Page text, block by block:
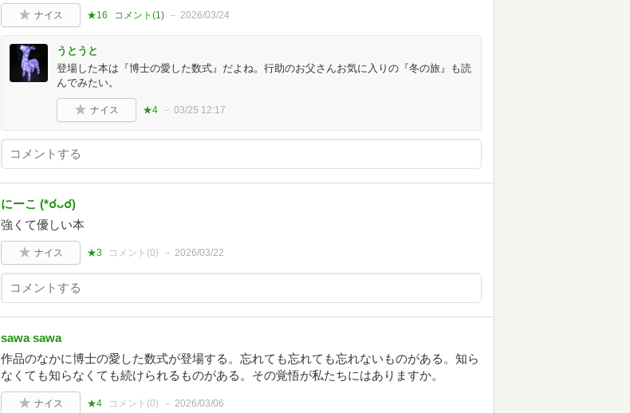
ナイス ★16 コメント(1) 2026/03/24
うとうと
登場した本は『博士の愛した数式』だよね。行助のお父さんお気に入りの『冬の旅』も読
んでみたい。
ナイス ★4 03/25 12:17
にーこ (*☌ᴗ☌)
強くて優しい本
ナイス ★3 コメント(0) 2026/03/22
sawa sawa
作品のなかに博士の愛した数式が登場する。忘れても忘れても忘れないものがある。知ら
なくても知らなくても続けられるものがある。その覚悟が私たちにはありますか。
ナイス ★4 コメント(0) 2026/03/06